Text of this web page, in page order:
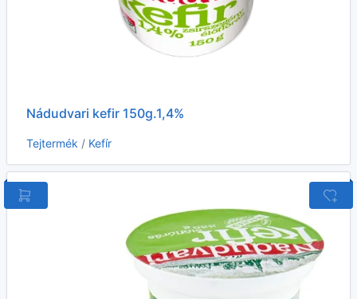
Nádudvari kefir 150g.1,4%
Tejtermék / Kefír